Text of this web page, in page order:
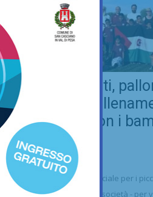
Real Chianti,
bellezza:
insieme con i
Saharawi
Calcio 21/07/2026
"Un'occasione speciale per i
sottolineano dalla società - per